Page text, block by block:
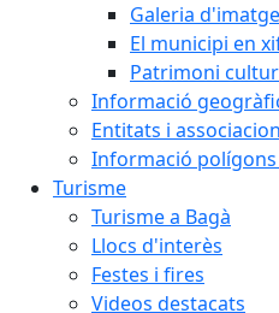
Galeria
El municipi en
Patrimoni
Informació
Entitats i
Informació
Turisme
Turisme a Bagà
Llocs d'interès
Festes i fires
Videos destacats